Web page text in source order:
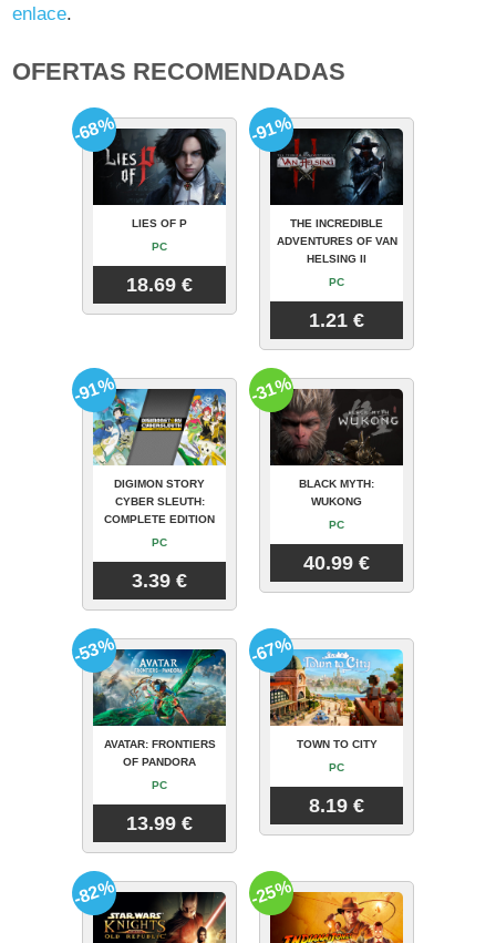
enlace.
OFERTAS RECOMENDADAS
LIES OF P
PC
18.69 €
-68%
THE INCREDIBLE
ADVENTURES OF VAN
HELSING II
PC
1.21 €
-91%
DIGIMON STORY
CYBER SLEUTH:
COMPLETE EDITION
PC
3.39 €
-91%
BLACK MYTH:
WUKONG
PC
40.99 €
-31%
AVATAR: FRONTIERS
OF PANDORA
PC
13.99 €
-53%
TOWN TO CITY
PC
8.19 €
-67%
-82% -25%